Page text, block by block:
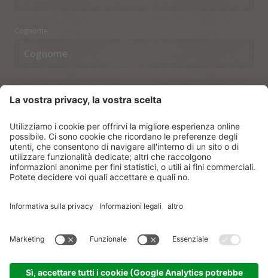
Cognome
Indirizzo email
Ho preso nota delle norme sulla protezione dei dati.
© Vitalpina Hotels Südtirol . Informativa privacy
.
produced by